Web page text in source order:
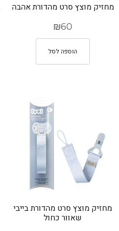
מחזיק מוצץ סרט מהדורת אהבה
₪60
הוספה לסל
מחזיק מוצץ סרט מהדורת בייבי
שאוור כחול